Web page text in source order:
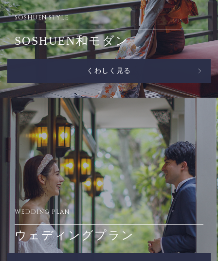
SOSHUEN STYLE
SOSHUEN和モダン
くわしく見る
WEDDING PLAN
ウェディングプラン